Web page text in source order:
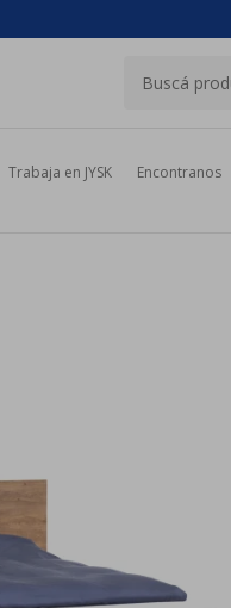
Trabaja en JYSK Encontranos